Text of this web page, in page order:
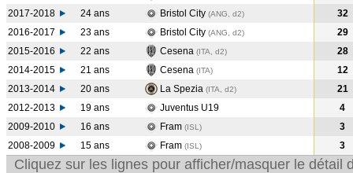
2017-2018 24 ans Bristol City (ANG, d2)
32
2016-2017
23 ans Bristol City (ANG, d2)
29
2015-2016
22 ans Cesena (ITA, d2)
28
2014-2015
21 ans Cesena (ITA)
12
2013-2014
20 ans La Spezia (ITA, d2)
21
2012-2013
19 ans Juventus U19
4
2009-2010
16 ans Fram (ISL )
3
2008-2009
15 ans Fram (ISL ) 3
Cliquez sur les lignes pour afficher/masquer le détail